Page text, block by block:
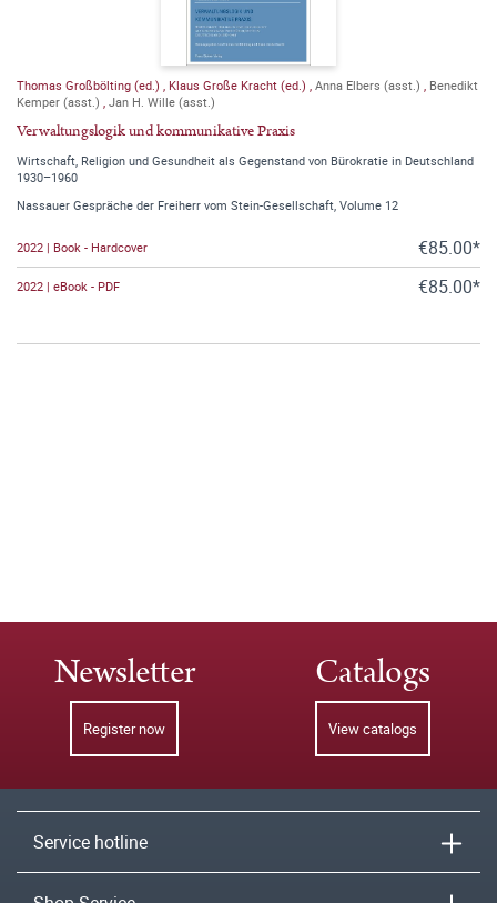
Thomas Großbölting (ed.) Klaus Große Kracht (ed.) Anna Elbers (asst.)
Benedikt
Kemper (asst.) Jan H. Wille (asst.)
Verwaltungslogik und kommunikative Praxis
Wirtschaft, Religion und Gesundheit als Gegenstand von Bürokratie in Deutschland
1930–1960
Nassauer Gespräche der Freiherr vom Stein-Gesellschaft, Volume 12
2022 | Book - Hardcover €85.00*
2022 | eBook - PDF €85.00*
Newsletter
Register now
Catalogs
View catalogs
Service hotline